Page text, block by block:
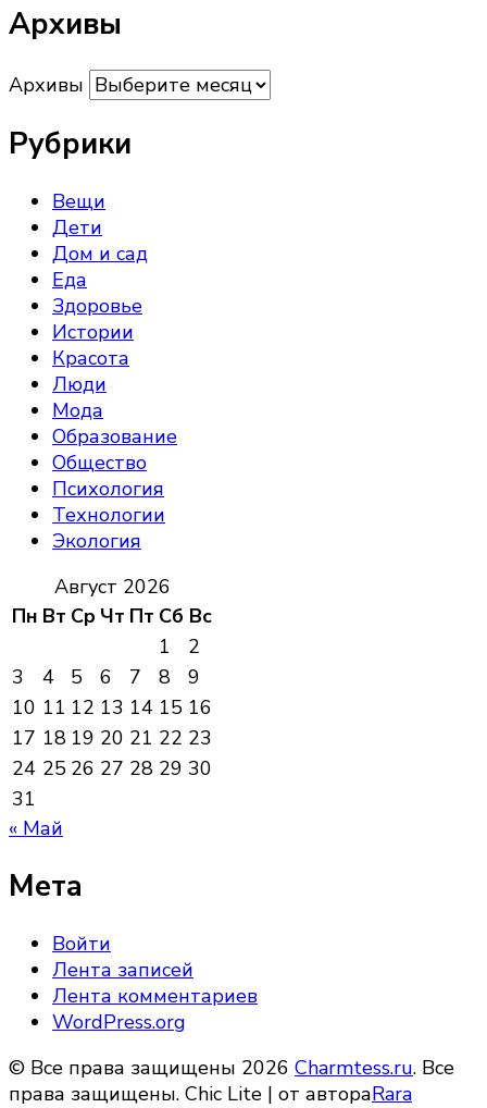
Архивы
Архивы
Рубрики
Вещи
Дети
Дом и сад
Еда
Здоровье
Истории
Красота
Люди
Мода
Образование
Общество
Психология
Технологии
Экология
Август 2026
Пн Вт Ср Чт Пт Сб Вс
1
2
3
4 5 6 7 8
9
10 11 12 13 14 15 16
17 18 19 20 21 22 23
24 25 26 27 28 29 30
31
« Май
Мета
Войти
Лента записей
Лента комментариев
WordPress.org
© Все права защищены 2026 Charmtess.ru. Все
права защищены. Chic Lite | от автораRara